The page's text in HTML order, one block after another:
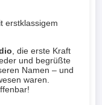
erstklassigem
, die erste Kraft
und begrüßte
Namen – und
waren.